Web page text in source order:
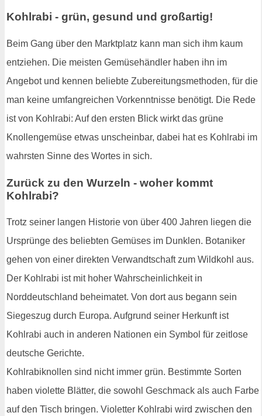
Kohlrabi - grün, gesund und großartig!
Beim Gang über den Marktplatz kann man sich ihm kaum
entziehen. Die meisten Gemüsehändler haben ihn im
Angebot und kennen beliebte Zubereitungsmethoden, für die
man keine umfangreichen Vorkenntnisse benötigt. Die Rede
ist von Kohlrabi: Auf den ersten Blick wirkt das grüne
Knollengemüse etwas unscheinbar, dabei hat es Kohlrabi im
wahrsten Sinne des Wortes in sich.
Zurück zu den Wurzeln - woher kommt
Kohlrabi?
Trotz seiner langen Historie von über 400 Jahren liegen die
Ursprünge des beliebten Gemüses im Dunklen. Botaniker
gehen von einer direkten Verwandtschaft zum Wildkohl aus.
Der Kohlrabi ist mit hoher Wahrscheinlichkeit in
Norddeutschland beheimatet. Von dort aus begann sein
Siegeszug durch Europa. Aufgrund seiner Herkunft ist
Kohlrabi auch in anderen Nationen ein Symbol für zeitlose
deutsche Gerichte.
Kohlrabiknollen sind nicht immer grün. Bestimmte Sorten
haben violette Blätter, die sowohl Geschmack als auch Farbe
auf den Tisch bringen. Violetter Kohlrabi wird zwischen den